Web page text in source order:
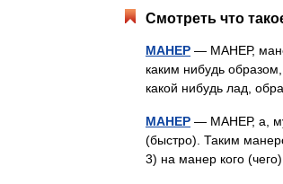
Смотреть что
МАНЕР — МАНЕР,
каким нибудь
какой нибудь лад,
МАНЕР — МАНЕР, а,
(быстро). Таким
3) на манер кого